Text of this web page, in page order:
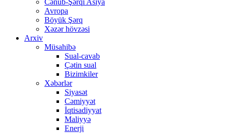
Cənub-Şərqi Asiya
Avropa
Böyük Şərq
Xəzər hövzəsi
Arxiv
Müsahibə
Sual-cavab
Çətin sual
Bizimkiler
Xəbərlər
Siyasət
Cəmiyyət
İqtisadiyyat
Maliyyə
Enerji